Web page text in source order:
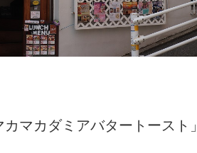
マカダミアバタートースト」